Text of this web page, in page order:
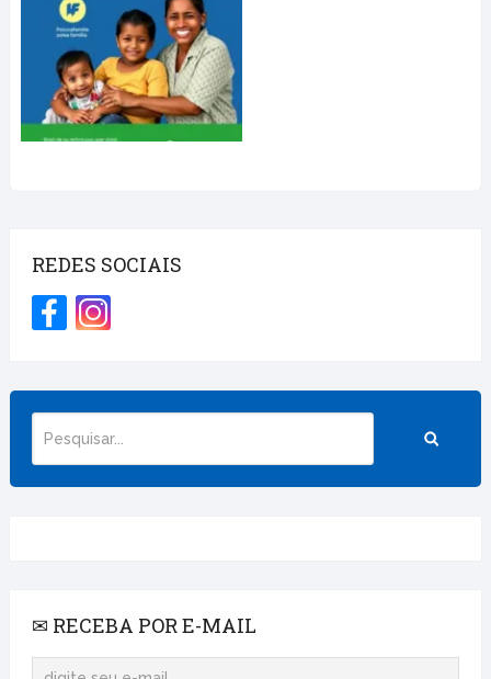
REDES SOCIAIS
✉ RECEBA POR E-MAIL